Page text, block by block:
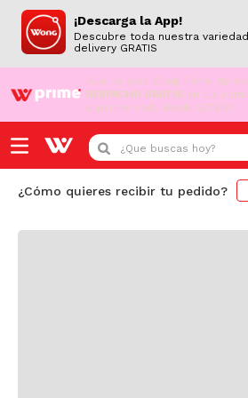
¡Descarga la App!
Descubre toda nuestra
delivery GRATIS
¡Aún no eres Wong Prime!
DESPACHO GRATIS en tus
supermercado desde S/79.90
¿Que buscas hoy?
¿Cómo quieres recibir tu pedido?
Cargando comentarios...